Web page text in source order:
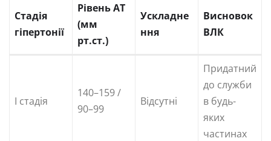
Стадія
гіпертонії
Рівень АТ
(мм
рт.ст.)
Ускладне
ння
Висновок
ВЛК
I стадія
140–159 /
90–99
Відсутні
Придатний
до служби
в будь-
яких
частинах